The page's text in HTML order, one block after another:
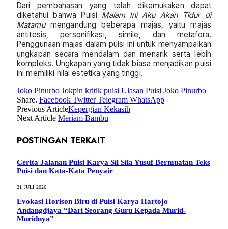
Dari pembahasan yang telah dikemukakan dapat
diketahui bahwa Puisi Malam Ini Aku Akan Tidur di
Matamumengandung beberapa majas, yaitu majas
antitesis, personifikasi, simile, dan metafora.
Penggunaan majas dalam puisi ini untuk menyampaikan
ungkapan secara mendalam dan menarik serta lebih
kompleks. Ungkapan yang tidak biasa menjadikan puisi
ini memiliki nilai estetika yang tinggi.
Joko Pinurbo Jokpin kritik puisi Ulasan Puisi Joko Pinurbo
Share. Facebook Twitter Telegram WhatsApp
Previous ArticleKepergian Kekasih
Next Article Meriam Bambu
POSTINGAN TERKAIT
Cerita Jalanan Puisi Karya Sil Sila Yusuf Bermuatan Teks
Puisi dan Kata-Kata Penyair
21 JULI 2026
Evokasi Horison Biru di Puisi Karya Hartojo
Andangdjaya “Dari Seorang Guru Kepada Murid-
Muridnya”